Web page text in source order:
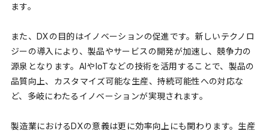
ます。
また、DXの目的はイノベーションの促進です。新しいテクノロ
ジーの導入により、製品やサービスの開発が加速し、競争力の
源泉となります。AIやIoTなどの技術を活用することで、製品の
品質向上、カスタマイズ可能な生産、持続可能性への対応な
ど、多岐にわたるイノベーションが実現されます。
製造業におけるDXの意義は更に効率向上にも関わります。生産